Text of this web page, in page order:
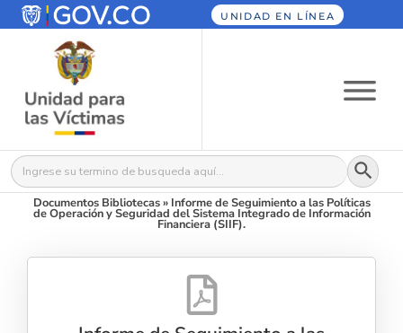
UNIDAD EN LÍNEA
Buscar: Botón
Documentos Bibliotecas» Informe de Seguimiento a las Políticas
de Operación y Seguridad del Sistema Integrado de Información
Financiera (SIIF).